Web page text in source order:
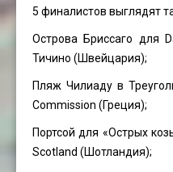
5 финалистов выглядят
Острова Бриссаго для
Тичино (Швейцария);
Пляж Чилиаду в
Commission (Греция);
Портсой для «Острых
Scotland (Шотландия);